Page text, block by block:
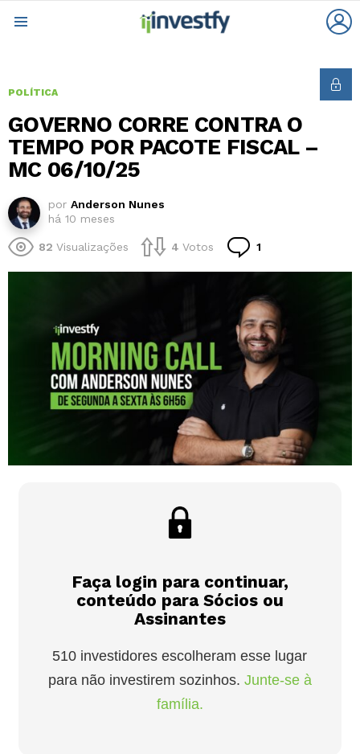
POLÍTICA
GOVERNO CORRE CONTRA O
TEMPO POR PACOTE FISCAL –
MC 06/10/25
por Anderson Nunes
há 10 meses
82 Visualizações 4 Votos 1
Faça login para continuar,
conteúdo para Sócios ou
Assinantes
510 investidores escolheram esse lugar
para não investirem sozinhos. Junte-se à
família.